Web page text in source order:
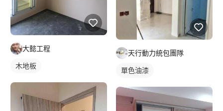
大懿工程
木地板
天行動力統包團隊
單色油漆